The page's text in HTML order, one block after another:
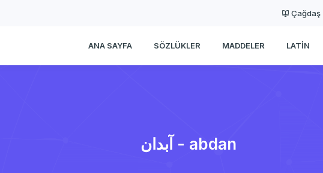
Çağdaş
ANA SAYFA SÖZLÜKLER MADDELER LATIN
آبدان - abdan